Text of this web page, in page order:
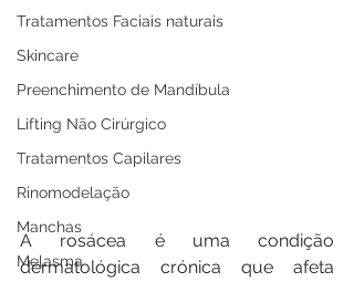
Tratamentos Faciais naturais
Skincare
Preenchimento de Mandíbula
Lifting Não Cirúrgico
Tratamentos Capilares
Rinomodelação
Manchas
Melasma
A rosácea é uma condição
dermatológica crónica que afeta